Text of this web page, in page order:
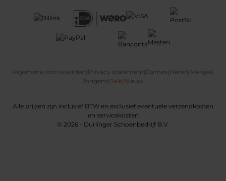
Algemene voorwaarden Privacy statement Dames Heren Meisjes
Jongens Sale Nieuw
Alle prijzen zijn inclusief BTW en exclusief eventuele verzendkosten
en servicekosten
© 2026 - Durlinger Schoenbedrijf B.V.